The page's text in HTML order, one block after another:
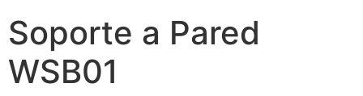
Soporte a Pared
WSB01